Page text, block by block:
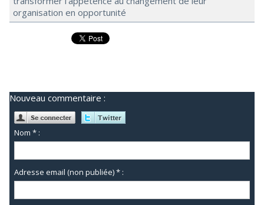
organisation en opportunité
Nouveau commentaire :
Nom * :
Adresse email (non publiée) * :